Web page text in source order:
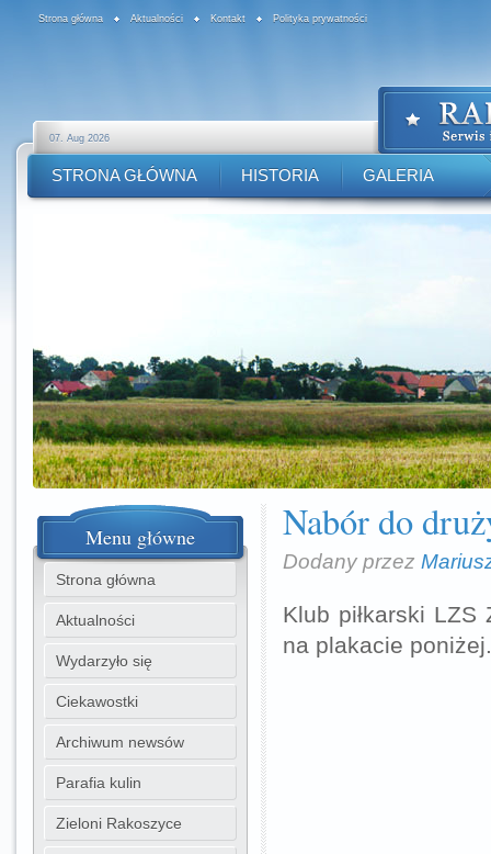
Strona główna Aktualności Kontakt Polityka prywatności
07. Aug 2026
STRONA GŁÓWNA HISTORIA GALERIA
Nabór do
Dodany przez
Klub piłkarski LZS
na plakacie poniżej.
Menu główne
Strona główna
Aktualności
Wydarzyło się
Ciekawostki
Archiwum newsów
Parafia kulin
Zieloni Rakoszyce